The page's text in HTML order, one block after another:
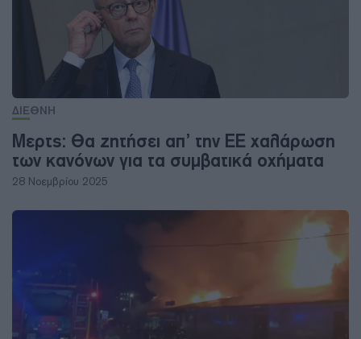
ΔΙΕΘΝΗ
Μερτς: Θα ζητήσει απ’ την ΕΕ χαλάρωση
των κανόνων για τα συμβατικά οχήματα
28 Νοεμβρίου 2025